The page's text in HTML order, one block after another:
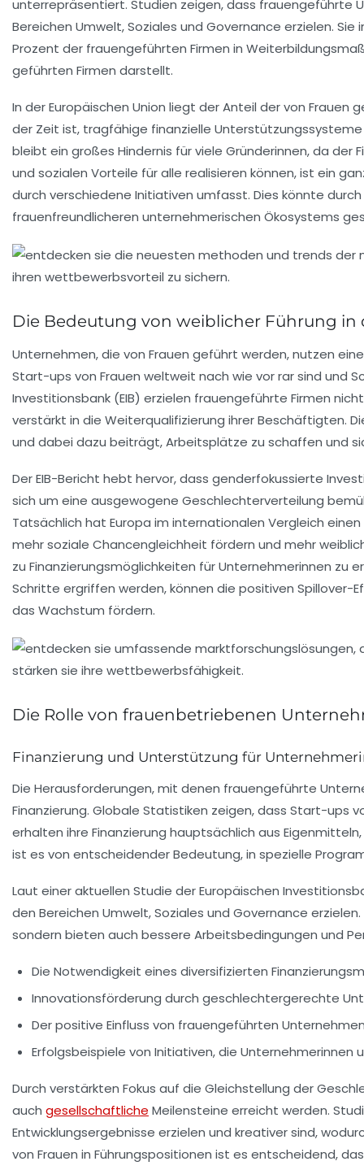
unterrepräsentiert. Studien zeigen, dass frauengeführte
Bereichen Umwelt, Soziales und Governance erzielen. Sie
Prozent der frauengeführten Firmen in
geführten Firmen darstellt.
In der Europäischen Union liegt der Anteil der von Frauen
der Zeit ist, tragfähige finanzielle
bleibt ein großes Hindernis für viele Gründerinnen, da
und sozialen Vorteile für alle realisieren können, ist ein
durch verschiedene Initiativen umfasst. Dies könnte
frauenfreundlicheren unternehmerischen Ökosystems
Die Bedeutung von weiblicher Führung in
Unternehmen, die von Frauen geführt werden, nutzen
Start-ups von Frauen weltweit nach wie vor rar sind und
Investitionsbank (EIB) erzielen frauengeführte Firmen
verstärkt in die Weiterqualifizierung ihrer Beschäftigten.
und dabei dazu beiträgt, Arbeitsplätze zu schaffen und
Der EIB-Bericht hebt hervor, dass genderfokussierte
sich um eine ausgewogene Geschlechterverteilung
Tatsächlich hat Europa im internationalen Vergleich
mehr soziale Chancengleichheit fördern und mehr
zu Finanzierungsmöglichkeiten für Unternehmerinnen zu
Schritte ergriffen werden, können die positiven
das Wachstum fördern.
Die Rolle von frauenbetriebenen
Finanzierung und Unterstützung für
Die Herausforderungen, mit denen frauengeführte
Finanzierung. Globale Statistiken zeigen, dass Start-ups
erhalten ihre Finanzierung hauptsächlich aus
ist es von entscheidender Bedeutung, in spezielle
Laut einer aktuellen Studie derEuropäischen
den Bereichen Umwelt, Soziales und Governance
sondern bieten auch bessere Arbeitsbedingungen und
Die Notwendigkeit eines diversifizierten
Innovationsförderung durch geschlechtergerechte
Der positive Einfluss von frauengeführten
Erfolgsbeispiele von Initiativen, die Unternehmerinnen
Durch verstärkten Fokus auf die Gleichstellung der
auch gesellschaftliche Meilensteine erreicht werden.
Entwicklungsergebnisse erzielen und kreativer sind,
von Frauen in Führungspositionen ist es entscheidend,